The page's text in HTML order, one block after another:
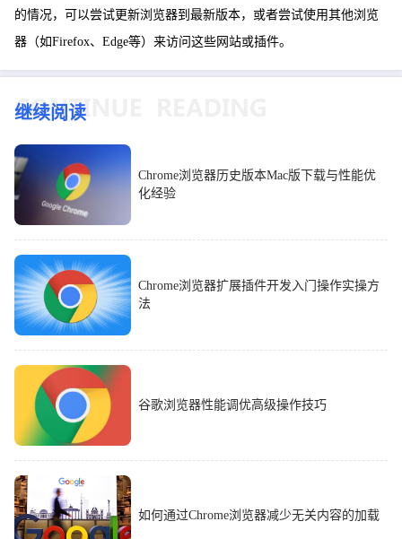
的情况，可以尝试更新浏览器到最新版本，或者尝试使用其他浏览
器（如Firefox、Edge等）来访问这些网站或插件。
继续阅读
Chrome浏览器历史版本Mac版下载与性能优
化经验
Chrome浏览器扩展插件开发入门操作实操方
法
谷歌浏览器性能调优高级操作技巧
如何通过Chrome浏览器减少无关内容的加载